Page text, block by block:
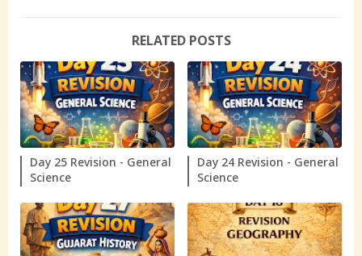
RELATED POSTS
Day 25 Revision - General
Science
Day 24 Revision - General
Science